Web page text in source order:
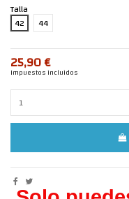
Talla
42
44
25,90 €
Impuestos incluidos